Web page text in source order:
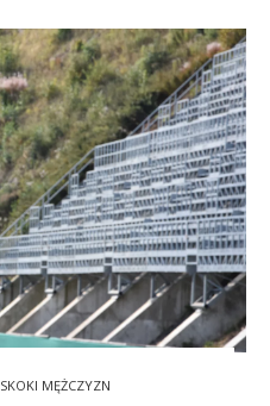
SKOKI MĘŻCZYZN